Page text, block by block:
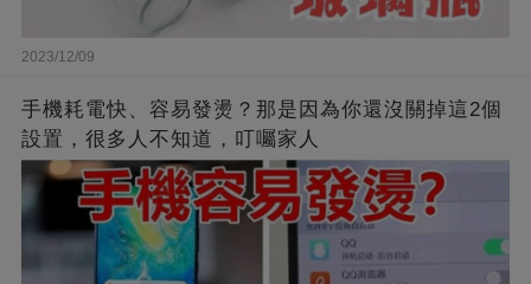
2023/12/09
手機耗電快、容易發燙？那是因為你還沒關掉這2個
設置，很多人不知道，叮囑家人